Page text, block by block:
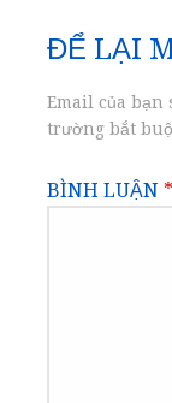
bài
viết
ĐỂ LẠI
Email của bạn
trường bắt
BÌNH LUẬN *